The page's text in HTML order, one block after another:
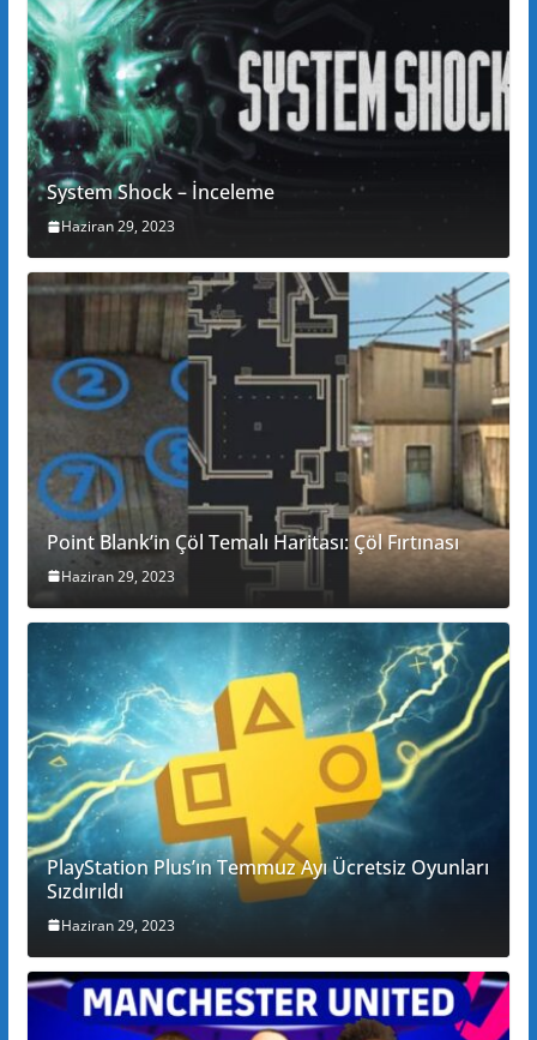
System Shock – İnceleme
Haziran 29, 2023
Point Blank’in Çöl Temalı Haritası: Çöl Fırtınası
Haziran 29, 2023
PlayStation Plus’ın Temmuz Ayı Ücretsiz Oyunları
Sızdırıldı
Haziran 29, 2023